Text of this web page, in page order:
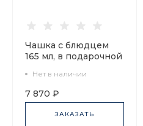
Чашка с блюдцем
165 мл, в подарочной
Майская, рисунок
Обнаженные
сердца, арт
81.10461.00.1
Нет в наличии
7 870 ₽
ЗАКАЗАТЬ